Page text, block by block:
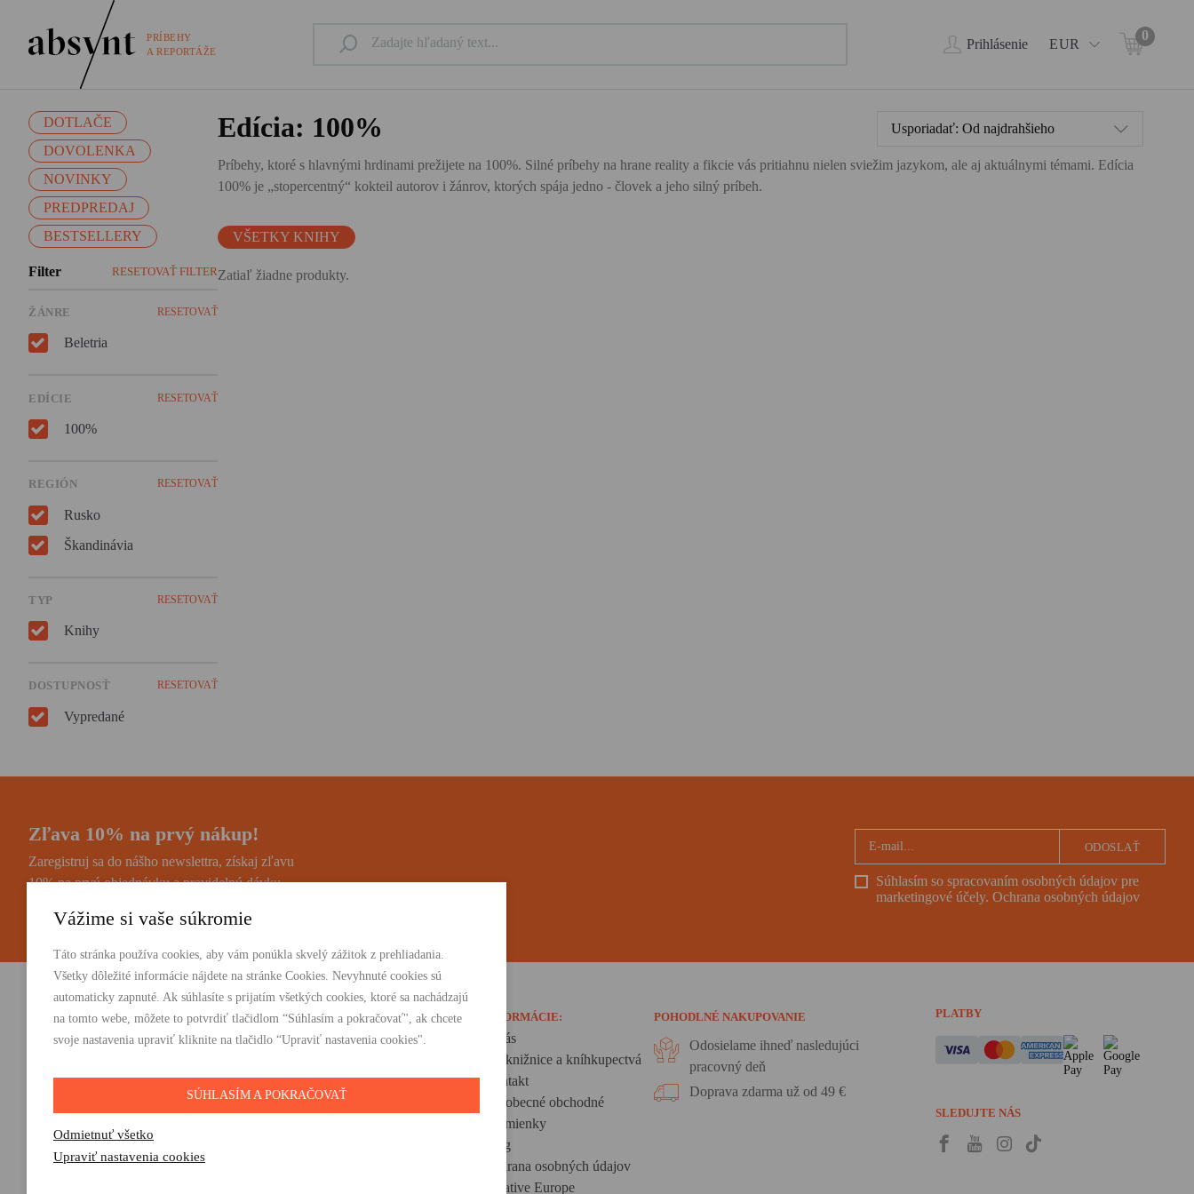
PRÍBEHY
A REPORTÁŽE
Prihlásenie EUR
0
DOTLAČE
DOVOLENKA
NOVINKY
PREDPREDAJ
BESTSELLERY
Filter RESETOVAŤ FILTER
ŽÁNRE RESETOVAŤ
Beletria
EDÍCIE RESETOVAŤ
100%
REGIÓN RESETOVAŤ
Rusko
Škandinávia
TYP RESETOVAŤ
Knihy
DOSTUPNOSŤ RESETOVAŤ
Vypredané
Edícia: 100%
Príbehy, ktoré s hlavnými hrdinami prežijete na 100%. Silné príbehy na hrane reality a fikcie vás pritiahnu nielen sviežim jazykom, ale aj aktuálnymi témami. Edícia
100% je „stopercentný“ kokteil autorov i žánrov, ktorých spája jedno - človek a jeho silný príbeh.
VŠETKY KNIHY
Usporiadať: Od najdrahšieho
Zatiaľ žiadne produkty.
Zľava 10% na prvý nákup!
Zaregistruj sa do nášho newslettra, získaj zľavu
10% na prvú objednávku a pravidelnú dávku
Súhlasím so spracovaním osobných údajov pre
marketingové účely. Ochrana osobných údajov
ODOSLAŤ
Vydavateľstvo Absynt s.r.o.
Suvorovova 2683/30C, 010 01 Žilina
PRODUKTY:
Knihy
Darčeky
INFORMÁCIE:
O nás
Pre knižnice a kníhkupectvá
Kontakt
Všeobecné obchodné
podmienky
Blog
Ochrana osobných údajov
Creative Europe
POHODLNÉ NAKUPOVANIE
Odosielame ihneď nasledujúci
pracovný deň
Doprava zdarma už od 49 €
PLATBY
SLEDUJTE NÁS
Vážime si vaše súkromie
Táto stránka používa cookies, aby vám ponúkla skvelý zážitok z prehliadania.
Všetky dôležité informácie nájdete na stránke Cookies. Nevyhnuté cookies sú
automaticky zapnuté. Ak súhlasíte s prijatím všetkých cookies, ktoré sa nachádzajú
na tomto webe, môžete to potvrdiť tlačidlom “Súhlasím a pokračovať", ak chcete
svoje nastavenia upraviť kliknite na tlačidlo “Upraviť nastavenia cookies".
SÚHLASÍM A POKRAČOVAŤ
Odmietnuť všetko
Upraviť nastavenia cookies